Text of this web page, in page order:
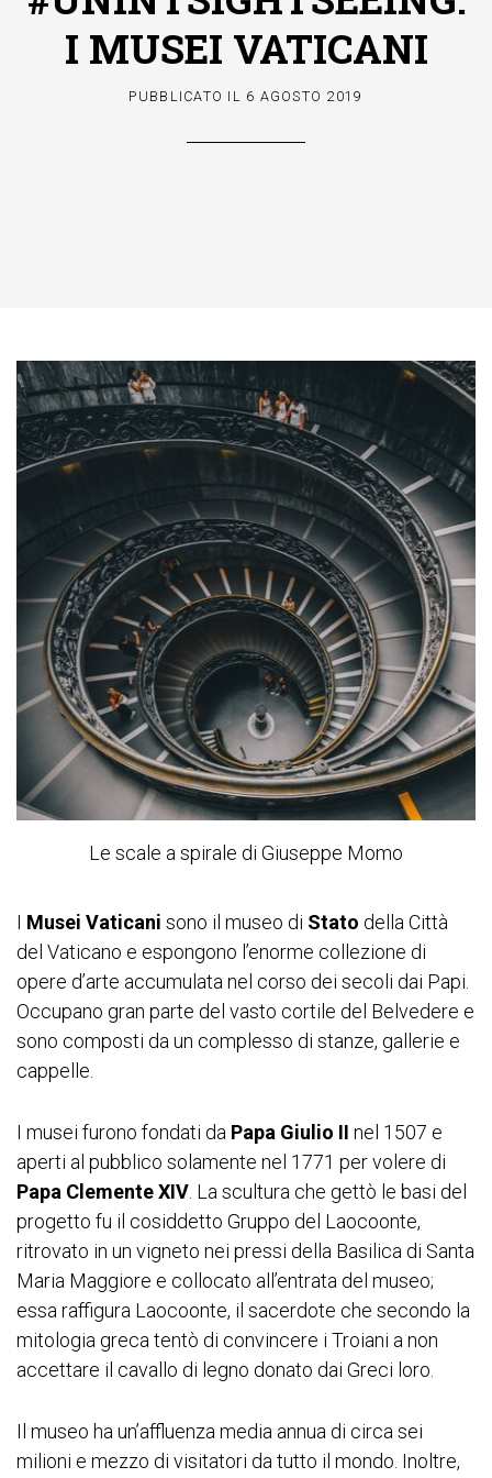
I MUSEI VATICANI
PUBBLICATO IL 6 AGOSTO 2019
Le scale a spirale di Giuseppe Momo
I Musei Vaticani sono il museo di Stato della Città
del Vaticano e espongono l’enorme collezione di
opere d’arte accumulata nel corso dei secoli dai Papi.
Occupano gran parte del vasto cortile del Belvedere e
sono composti da un complesso di stanze, gallerie e
cappelle.
I musei furono fondati da Papa Giulio II nel 1507 e
aperti al pubblico solamente nel 1771 per volere di
Papa Clemente XIV . La scultura che gettò le basi del
progetto fu il cosiddetto Gruppo del Laocoonte,
ritrovato in un vigneto nei pressi della Basilica di Santa
Maria Maggiore e collocato all’entrata del museo;
essa raffigura Laocoonte, il sacerdote che secondo la
mitologia greca tentò di convincere i Troiani a non
accettare il cavallo di legno donato dai Greci loro.
Il museo ha un’affluenza media annua di circa sei
milioni e mezzo di visitatori da tutto il mondo. Inoltre,